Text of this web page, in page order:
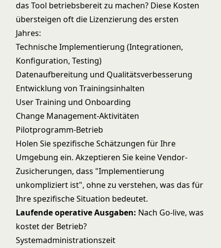
das Tool betriebsbereit zu machen? Diese Kosten
übersteigen oft die Lizenzierung des ersten
Jahres:
Technische Implementierung (Integrationen,
Konfiguration, Testing)
Datenaufbereitung und Qualitätsverbesserung
Entwicklung von Trainingsinhalten
User Training und Onboarding
Change Management-Aktivitäten
Pilotprogramm-Betrieb
Holen Sie spezifische Schätzungen für Ihre
Umgebung ein. Akzeptieren Sie keine Vendor-
Zusicherungen, dass "Implementierung
unkompliziert ist", ohne zu verstehen, was das für
Ihre spezifische Situation bedeutet.
Laufende operative Ausgaben: Nach Go-live, was
kostet der Betrieb?
Systemadministrationszeit